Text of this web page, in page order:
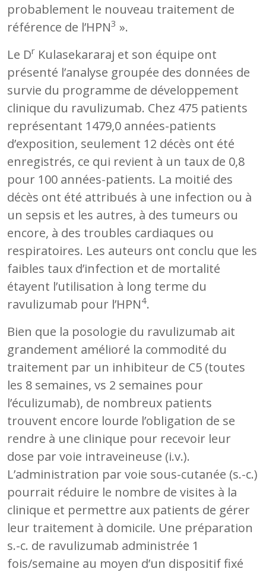
probablement le nouveau traitement de
référence de l’HPN3 ».
Le Dr Kulasekararaj et son équipe ont
présenté l’analyse groupée des données de
survie du programme de développement
clinique du ravulizumab. Chez 475 patients
représentant 1479,0 années-patients
d’exposition, seulement 12 décès ont été
enregistrés, ce qui revient à un taux de 0,8
pour 100 années-patients. La moitié des
décès ont été attribués à une infection ou à
un sepsis et les autres, à des tumeurs ou
encore, à des troubles cardiaques ou
respiratoires. Les auteurs ont conclu que les
faibles taux d’infection et de mortalité
étayent l’utilisation à long terme du
ravulizumab pour l’HPN4.
Bien que la posologie du ravulizumab ait
grandement amélioré la commodité du
traitement par un inhibiteur de C5 (toutes
les 8 semaines, vs 2 semaines pour
l’éculizumab), de nombreux patients
trouvent encore lourde l’obligation de se
rendre à une clinique pour recevoir leur
dose par voie intraveineuse (i.v.).
L’administration par voie sous-cutanée (s.-c.)
pourrait réduire le nombre de visites à la
clinique et permettre aux patients de gérer
leur traitement à domicile. Une préparation
s.-c. de ravulizumab administrée 1
fois/semaine au moyen d’un dispositif fixé